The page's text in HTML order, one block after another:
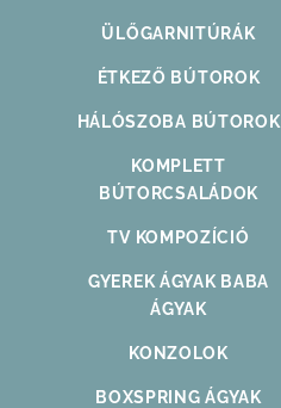
ÜLŐGARNITÚRÁK
ÉTKEZŐ BÚTOROK
HÁLÓSZOBA BÚTOROK
KOMPLETT
BÚTORCSALÁDOK
TV KOMPOZÍCIÓ
GYEREK ÁGYAK BABA
ÁGYAK
KONZOLOK
BOXSPRING ÁGYAK